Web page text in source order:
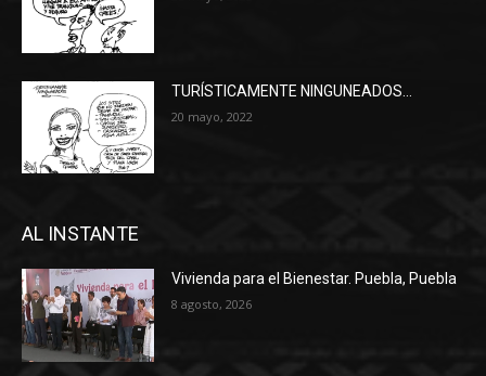
TURÍSTICAMENTE NINGUNEADOS…
20 mayo, 2022
AL INSTANTE
Vivienda para el Bienestar. Puebla, Puebla
8 agosto, 2026